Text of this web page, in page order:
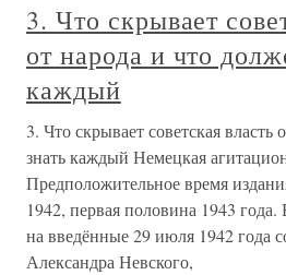
3. Что скрывает
от народа и что
каждый
3. Что скрывает советская власть
знать каждый Немецкая
Предположительное время
1942, первая половина 1943 года.
на введённые 29 июля 1942 года
Александра Невского,